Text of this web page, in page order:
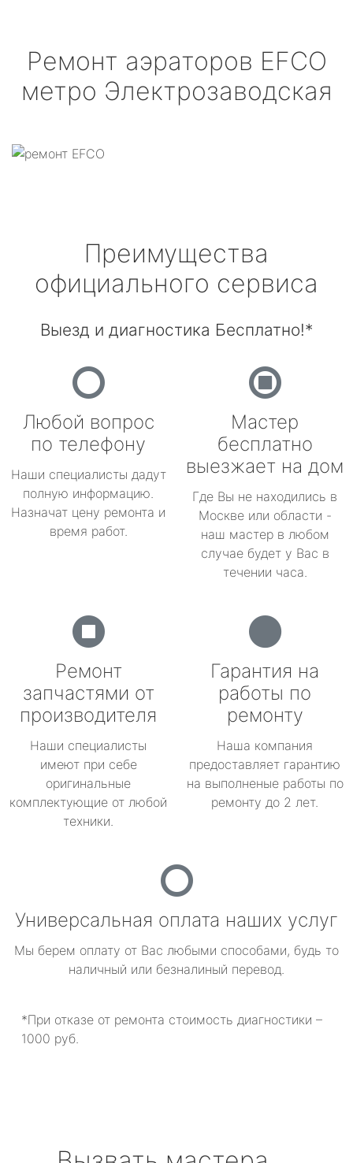
Ремонт аэраторов EFCO
метро Электрозаводская
Преимущества
официального сервиса
Выезд и диагностика Бесплатно!*
Любой вопрос
по телефону
Наши специалисты дадут
полную информацию.
Назначат цену ремонта и
время работ.
Мастер
бесплатно
выезжает на дом
Где Вы не находились в
Москве или области -
наш мастер в любом
случае будет у Вас в
течении часа.
Ремонт
запчастями от
производителя
Наши специалисты
имеют при себе
оригинальные
комплектующие от любой
техники.
Гарантия на
работы по
ремонту
Наша компания
предоставляет гарантию
на выполненые работы по
ремонту до 2 лет.
Универсальная оплата наших услуг
Мы берем оплату от Вас любыми способами, будь то
наличный или безналиный перевод.
*При отказе от ремонта стоимость диагностики –
1000 руб.